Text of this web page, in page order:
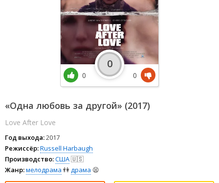
«Одна любовь за другой» (2017)
Love After Love
Год выхода:2017
Режиссёр:Russell Harbaugh
Производство:США🇺🇸
Жанр:мелодрама 👫драма 😫
0
0
0